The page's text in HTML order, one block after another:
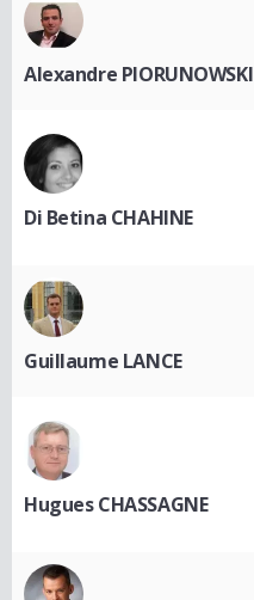
Alexandre PIORUNOWSKI
Di Betina CHAHINE
Guillaume LANCE
Hugues CHASSAGNE